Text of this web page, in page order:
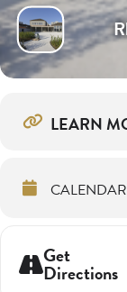
LEARN
CALENDAR
Get
Directions